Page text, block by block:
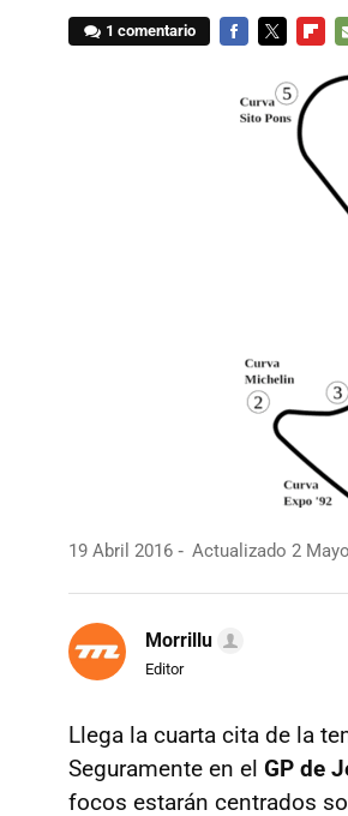
1 comentario
19 Abril 2016 Actualizado 2
Morrillu
Editor
Llega la cuarta cita de la
Seguramente en el GP de
focos estarán centrados